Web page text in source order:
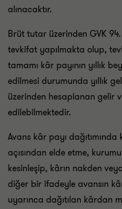
alınacaktır.
Brüt tutar üzerinden GVK
tevkifat yapılmakta olup,
tamamı kâr payının yıllık
edilmesi durumunda yıllık
üzerinden hesaplanan gelir
edilebilmektedir.
Avans kâr payı
açısından elde etme,
kesinleşip, kârın nakden
diğer bir ifadeyle avansın
uyarınca dağıtılan kârdan